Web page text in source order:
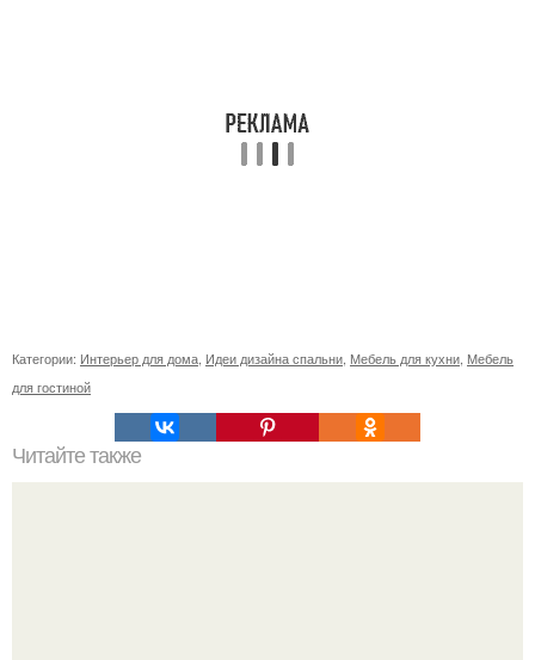
Категории: Интерьер для дома Идеи дизайна спальни Мебель для кухни Мебель
для гостиной
Читайте также